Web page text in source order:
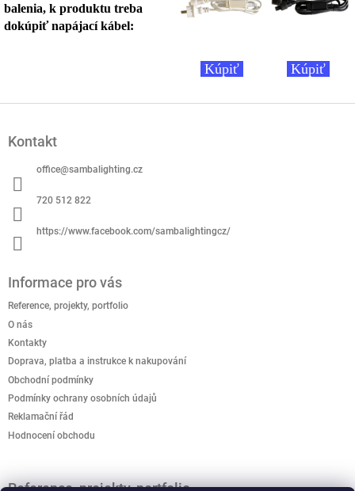
balenia, k produktu treba
dokúpiť napájací kábel:
Kúpiť Kúpiť
Kontakt
office@sambalighting.cz
720 512 822
https://www.facebook.com/sambalightingcz/
Informace pro vás
Reference, projekty, portfolio
O nás
Kontakty
Doprava, platba a instrukce k nakupování
Obchodní podmínky
Podmínky ochrany osobních údajů
Reklamační řád
Hodnocení obchodu